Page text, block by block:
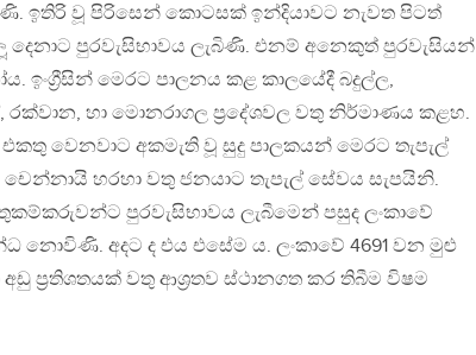
ඉතිරි වූ පිරිසෙන් කොටසක් ඉන්දියාවට නැවත පිටත්
දෙනාට පුරවැසිභාවය ලැබිණි. එනම් අනෙකුත් පුරවැසියන්
ඉංග්‍රීසින් මෙරට පාලනය කළ කාලයේදී බදුල්ල,
හා මොනරාගල ප්‍රදේශවල වතු නිර්මාණය කළහ.
වෙනවාට අකමැති වූ සුදු පාලකයන් මෙරට තැපැල්
හරහා වතු ජනයාට තැපැල් සේවය සැපයිනි.
පුරවැසිභාවය ලැබීමෙන් පසුද ලංකාවේ
නොවිණි. අදට ද එය එසේම ය. ලංකාවේ 4691 වන මුළු
ප්‍රතිශතයක් වතු ආශ්‍රතව ස්ථානගත කර තිබීම විෂම